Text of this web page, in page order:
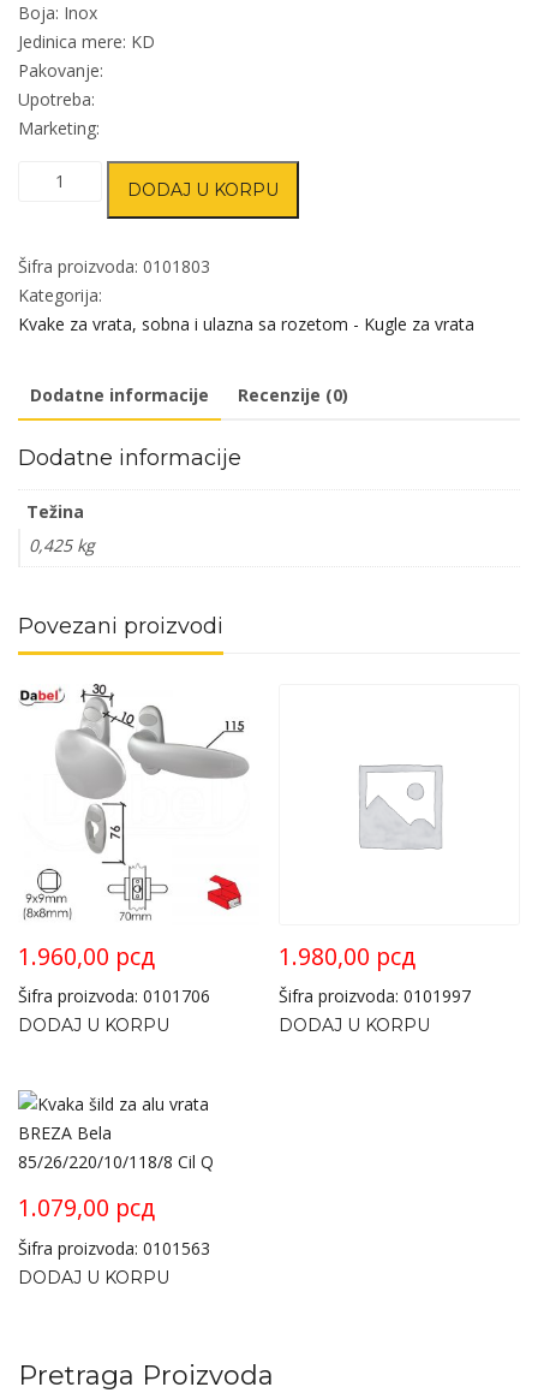
Boja: Inox
Jedinica mere: KD
Pakovanje:
Upotreba:
Marketing:
Kvaka
vrata
MANILA
Inox
količina
DODAJ U KORPU
Šifra proizvoda: 0101803
Kategorija:
Kvake za vrata, sobna i ulazna sa rozetom - Kugle za vrata
Dodatne informacije Recenzije (0)
Dodatne informacije
Težina
0,425 kg
Povezani proizvodi
1.960,00 рсд
Šifra proizvoda: 0101706
DODAJ U KORPU
1.980,00 рсд
Šifra proizvoda: 0101997
DODAJ U KORPU
1.079,00 рсд
Šifra proizvoda: 0101563
DODAJ U KORPU
Pretraga Proizvoda